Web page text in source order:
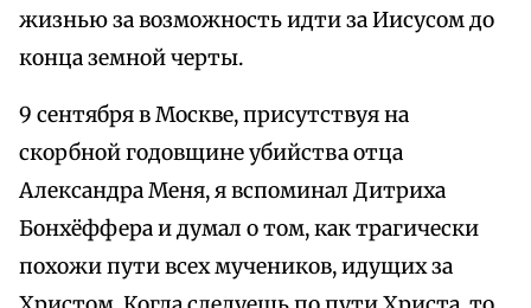
жизнью за возможность идти за Иисусом до
конца земной черты.
9 сентября в Москве, присутствуя на
скорбной годовщине убийства отца
Александра Меня, я вспоминал Дитриха
Бонхёффера и думал о том, как трагически
похожи пути всех мучеников, идущих за